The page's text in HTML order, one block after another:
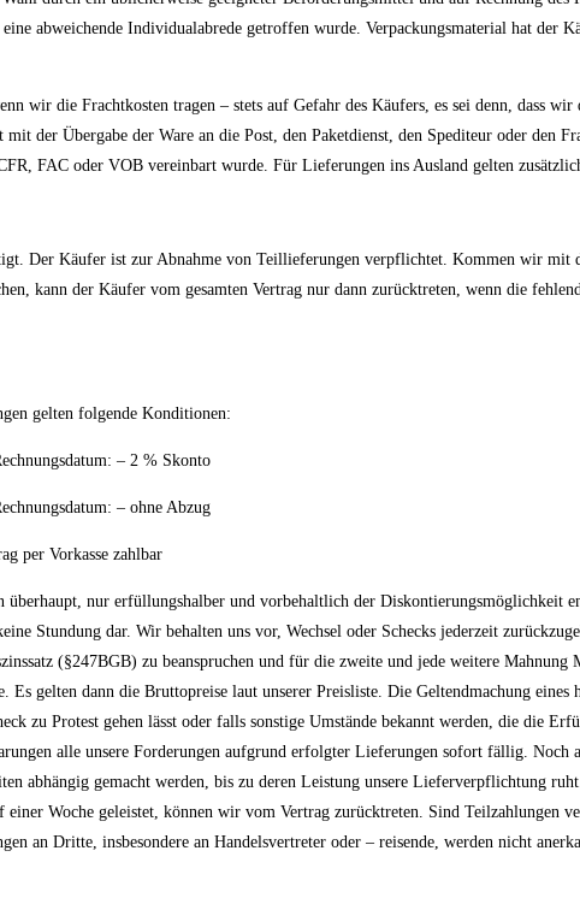
abweichende Individualabrede getroffen wurde. Verpackungsmaterial hat der
wir die Frachtkosten tragen – stets auf Gefahr des Käufers, es sei denn, dass
der Übergabe der Ware an die Post, den Paketdienst, den Spediteur oder den
FAC oder VOB vereinbart wurde. Für Lieferungen ins Ausland gelten
Der Käufer ist zur Abnahme von Teillieferungen verpflichtet. Kommen wir mit
kann der Käufer vom gesamten Vertrag nur dann zurücktreten, wenn die
gelten folgende Konditionen:
– 2 % Skonto
– ohne Abzug
per Vorkasse zahlbar
überhaupt, nur erfüllungshalber und vorbehaltlich der Diskontierungsmöglichkeit
Stundung dar. Wir behalten uns vor, Wechsel oder Schecks jederzeit
(§247BGB) zu beanspruchen und für die zweite und jede weitere
Es gelten dann die Bruttopreise laut unserer Preisliste. Die Geltendmachung
zu Protest gehen lässt oder falls sonstige Umstände bekannt werden, die die
alle unsere Forderungen aufgrund erfolgter Lieferungen sofort fällig. Noch
abhängig gemacht werden, bis zu deren Leistung unsere Lieferverpflichtung
Woche geleistet, können wir vom Vertrag zurücktreten. Sind
an Dritte, insbesondere an Handelsvertreter oder – reisende, werden nicht